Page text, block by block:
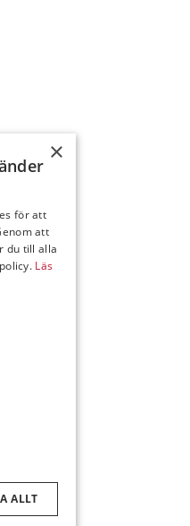
×
för att
att
du till alla
Läs
ALLT